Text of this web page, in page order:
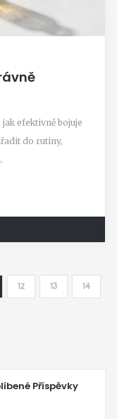
efektivně bojuje
do rutiny,
12 13 14
Příspěvky